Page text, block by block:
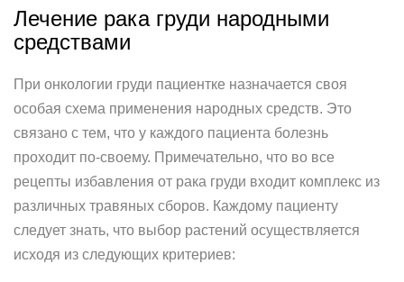
Лечение рака груди народными
средствами
При онкологии груди пациентке назначается своя
особая схема применения народных средств. Это
связано с тем, что у каждого пациента болезнь
проходит по-своему. Примечательно, что во все
рецепты избавления от рака груди входит комплекс из
различных травяных сборов. Каждому пациенту
следует знать, что выбор растений осуществляется
исходя из следующих критериев: